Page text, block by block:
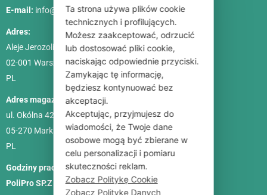
E-mail: info@poliszklarnia.pl
Adres:
Aleje Jerozolimskie 85, lok. 21
02-001 Warszawa
PL
Adres magazynu:
ul. Okólna 42C
05-270 Marki
PL
Godziny pracy:
Pon. – Pt.: 9:00-18:00, Sob.: 10:00-15:00
PoliPro SP.Z O. O.
Ta strona używa plików cookie
technicznych i profilujących.
Możesz zaakceptować, odrzucić
lub dostosować pliki cookie,
naciskając odpowiednie przyciski.
Zamykając tę informację,
będziesz kontynuować bez
akceptacji.
Akceptując, przyjmujesz do
wiadomości, że Twoje dane
osobowe mogą być zbierane w
celu personalizacji i pomiaru
skuteczności reklam.
Zobacz Politykę Cookie
Zobacz Politykę Danych